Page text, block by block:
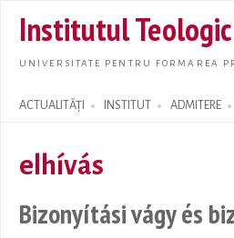
Institutul
UNIVERSITATE PENTRU FORMAREA
ACTUALITĂȚI INSTITUT ADMITERE
Search form
elhívás
Bizonyítási vágy és